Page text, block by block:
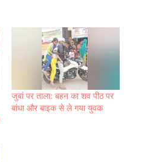
जुबां पर ताला: बहन का शव पीठ पर
बांधा और बाइक से ले गया युवक